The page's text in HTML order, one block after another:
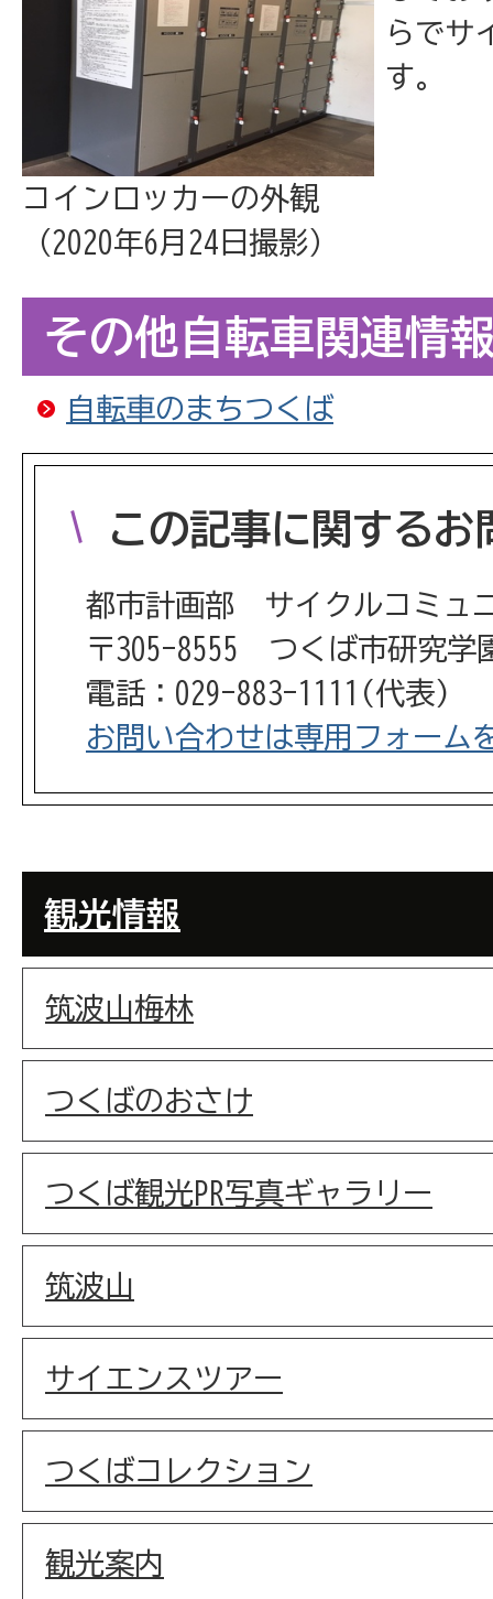
コインロッカーの外観
（2020年6月24日撮影）
らでサ
す。
その他自転車関連情
自転車のまちつくば
この記事に関するお
都市計画部 サイクルコミュ
〒305-8555 つくば市研究学
電話：029-883-1111(代表)
お問い合わせは専用フォーム
観光情報
筑波山梅林
つくばのおさけ
つくば観光PR写真ギャラリー
筑波山
サイエンスツアー
つくばコレクション
観光案内